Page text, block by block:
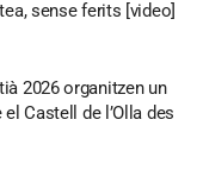
sense ferits [video]
2026 organitzen un
Castell de l’Olla des